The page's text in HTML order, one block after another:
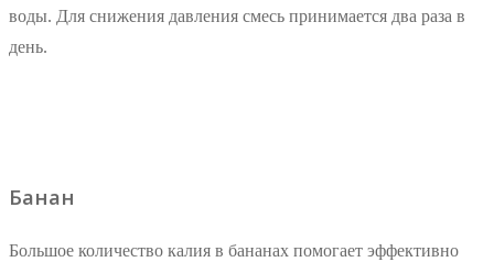
воды. Для снижения давления смесь принимается два раза в
день.
Банан
Большое количество калия в бананах помогает эффективно